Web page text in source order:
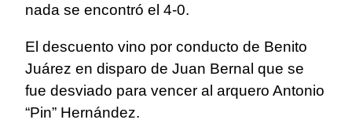
nada se encontró el 4-0.
El descuento vino por conducto de Benito
Juárez en disparo de Juan Bernal que se
fue desviado para vencer al arquero Antonio
“Pin” Hernández.